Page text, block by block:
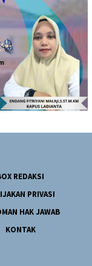
REDAKSI
PRIVASI
HAK JAWAB
KONTAK